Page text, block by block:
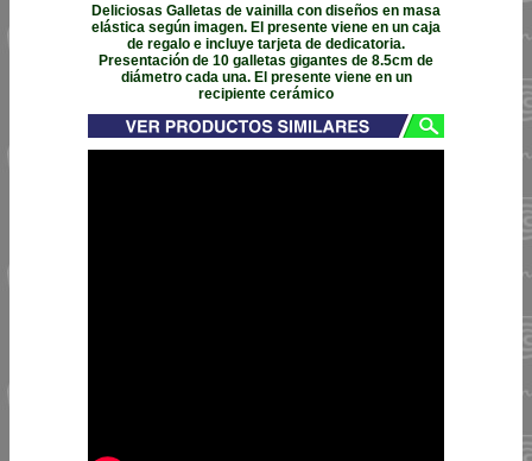
Deliciosas Galletas de vainilla con diseños en masa
elástica según imagen. El presente viene en un caja
de regalo e incluye tarjeta de dedicatoria.
Presentación de 10 galletas gigantes de 8.5cm de
diámetro cada una. El presente viene en un
recipiente cerámico